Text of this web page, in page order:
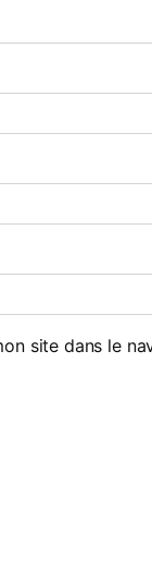
site dans le